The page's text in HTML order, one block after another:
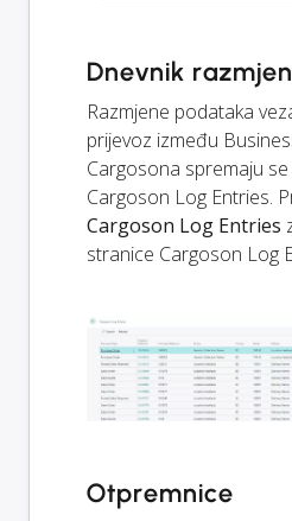
Dnevnik
Razmjene podataka
prijevoz između
Cargosona spremaju
Cargoson Log Entries.
Cargoson Log Entries
stranice Cargoson Log
Otpremnice